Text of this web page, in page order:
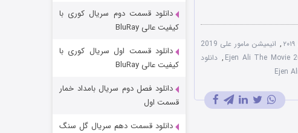
,
انیمیشن مامور علی 2019
, دانلود
قسمت ۶ (زیرنویس) منتشر شد
دانلود قسمت دوم سریال کوری با
کیفیت عالی BluRay
دانلود قسمت اول سریال کوری با
کیفیت عالی BluRay
دانلود فصل دوم سریال بامداد خمار
قسمت اول
دانلود قسمت دهم سریال گل سنگ